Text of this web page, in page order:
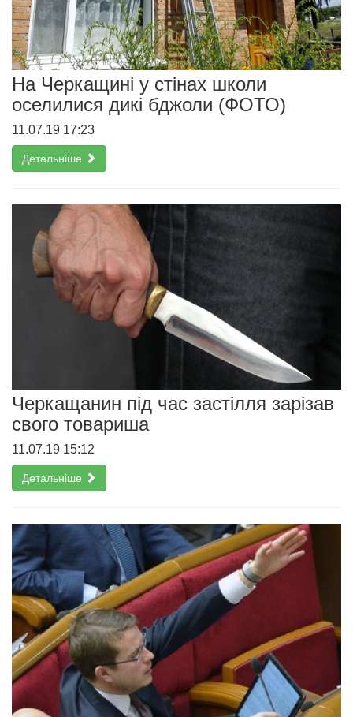
На Черкащині у стінах школи
оселилися дикі бджоли (ФОТО)
11.07.19 17:23
Детальніше
Черкащанин під час застілля зарізав
свого товариша
11.07.19 15:12
Детальніше